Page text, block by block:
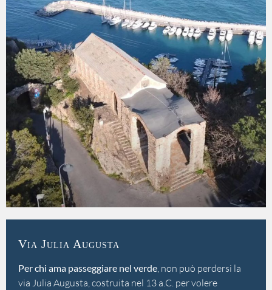
Via Julia Augusta
Per chi ama passeggiare nel verde, non può perdersi la
via Julia Augusta, costruita nel 13 a.C. per volere